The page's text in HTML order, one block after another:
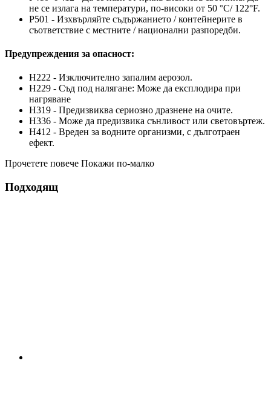
не се излага на температури, по-високи от 50 °C/ 122°F.
P501 - Изхвърляйте съдържанието / контейнерите в
съответствие с местните / национални разпоредби.
Предупреждения за опасност:
H222 - Изключително запалим аерозол.
H229 - Съд под налягане: Може да експлодира при
нагряване
H319 - Предизвиква сериозно дразнене на очите.
H336 - Може да предизвика сънливост или световъртеж.
H412 - Вреден за водните организми, с дълготраен
ефект.
Прочетете повече Покажи по-малко
Подходящ